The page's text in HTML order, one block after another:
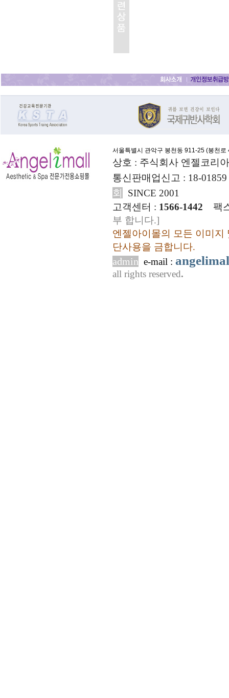
서울특별시 관악구 봉천동 911-25 (봉천로
상호 : 주식회사 엔젤코리
통신판매업신고 : 18-
회
SINCE 2001
고객센터 : 1566-1442
팩
부 합니다.]
엔젤아이몰의 모든 이미지
단사용을 금합니다.
admin e-mail :
all rights reserved.